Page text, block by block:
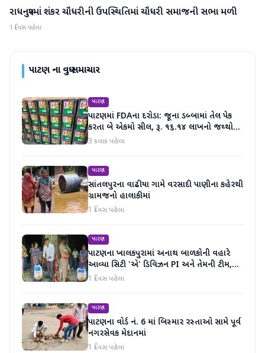
પાટણ
રાધનપુરમાં શંકર ચૌધરીની ઉપસ્થિતિમાં ચૌધરી સમાજની સભા મળી
1 દિવસ પહેલા
પાટણના વધુ સમાચાર
પાટણ
પાટણમાં FDAના દરોડા: જૂના ડબ્બામાં તેલ પેક
કરતા બે એકમો સીલ, રૂ. ૧૬.૧૪ લાખનો જથ્થો
જપ્ત
3 કલાક પહેલા
પાટણ
સાંતલપુરના વાઢીયા ગામે વરસાદી પાણીના કહેરથી
ગ્રામજનો હાલાકીમાં
1 દિવસ પહેલા
પાટણ
પાટણના ખાલકપુરામાં અનાથ બાળકોની વહારે
આવ્યા સિટી 'એ' ડિવિઝન PI અને તેમની ટીમ,
માનવતા મહેકી
1 દિવસ પહેલા
પાટણ
પાટણના વોર્ડ નં. 6 માં બિસ્માર રસ્તાઓ સામે પૂર્વ
નગરસેવક મેદાનમાં
1 દિવસ પહેલા